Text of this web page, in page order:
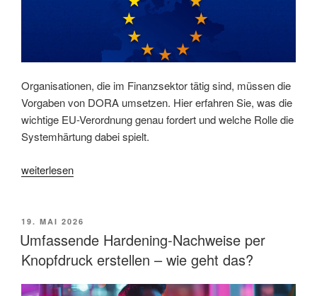
KI-
schützen?“
Organisationen, die im Finanzsektor tätig sind, müssen die
Vorgaben von DORA umsetzen. Hier erfahren Sie, was die
wichtige EU-Verordnung genau fordert und welche Rolle die
Systemhärtung dabei spielt.
„DORA:
sich
die
Anforderungen
erfüllen?
Was
weiterlesen
VERÖFFENTLICHT
AM
19. MAI 2026
Umfassende Hardening-Nachweise per
Knopfdruck erstellen – wie geht das?